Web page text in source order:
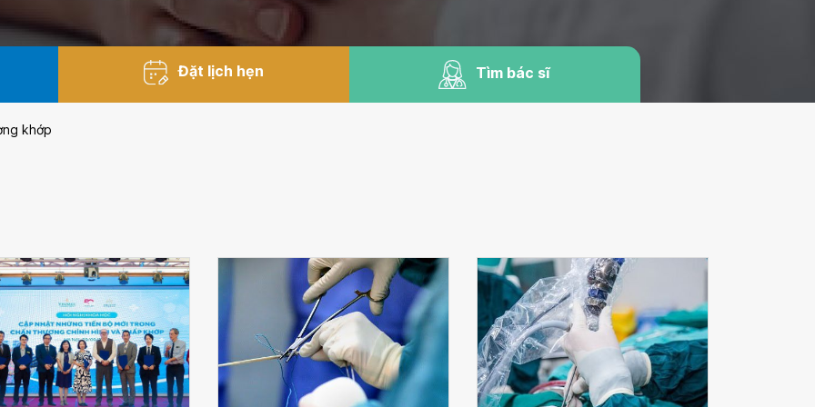
Đặt lịch hẹn Tìm bác sĩ
khớp